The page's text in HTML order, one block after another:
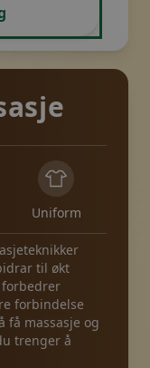
Uniform
til økt
forbindelse
få massasje og
trenger å